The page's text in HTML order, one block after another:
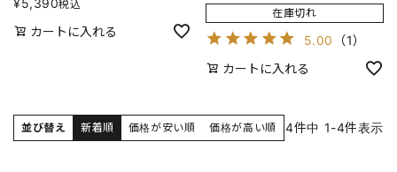
税込
カートに入れる
在庫切れ
5.00 （1）
カートに入れる
並び替え 新着順 価格が安い順 価格が高い順 4件中 1-4件表示